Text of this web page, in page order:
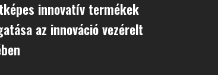
innovatív termékek
az innováció vezérelt